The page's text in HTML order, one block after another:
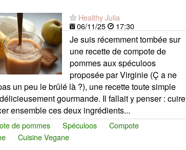
Healthy Julia
06/11/25
17:30
Je suis récemment tombée sur
une recette de compote de
pommes aux spéculoos
proposée par Virginie (Ç a ne
un peu le brûlé là ?), une recette toute simple
gourmande. Il fallait y penser : cuire
ensemble ces deux ingrédients...
de pommes Spéculoos
Compote
Cuisine Vegane